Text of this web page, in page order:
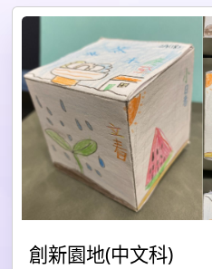
創新園地(中文科)